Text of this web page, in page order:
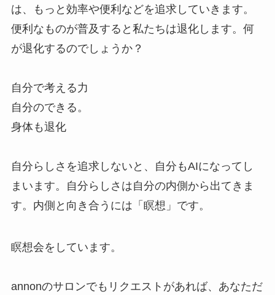
は、もっと効率や便利などを追求していきます。
便利なものが普及すると私たちは退化します。何
が退化するのでしょうか？
自分で考える力
自分のできる。
身体も退化
自分らしさを追求しないと、自分もAIになってし
まいます。自分らしさは自分の内側から出てきま
す。内側と向き合うには「瞑想」です。
瞑想会をしています。
annonのサロンでもリクエストがあれば、あなただ